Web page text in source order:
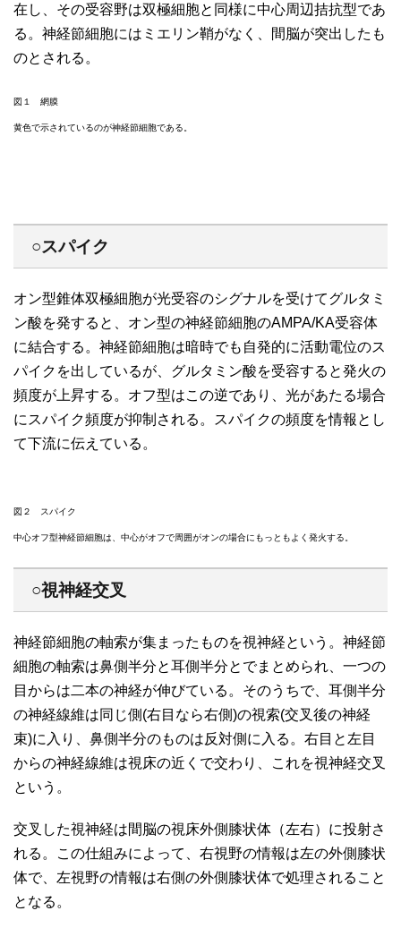
在し、その受容野は双極細胞と同様に中心周辺拮抗型であ
る。神経節細胞にはミエリン鞘がなく、間脳が突出したも
のとされる。
図１ 網膜
黄色で示されているのが神経節細胞である。
○スパイク
オン型錐体双極細胞が光受容のシグナルを受けてグルタミ
ン酸を発すると、オン型の神経節細胞のAMPA/KA受容体
に結合する。神経節細胞は暗時でも自発的に活動電位のス
パイクを出しているが、グルタミン酸を受容すると発火の
頻度が上昇する。オフ型はこの逆であり、光があたる場合
にスパイク頻度が抑制される。スパイクの頻度を情報とし
て下流に伝えている。
図２ スパイク
中心オフ型神経節細胞は、中心がオフで周囲がオンの場合にもっともよく発火する。
○視神経交叉
神経節細胞の軸索が集まったものを視神経という。神経節
細胞の軸索は鼻側半分と耳側半分とでまとめられ、一つの
目からは二本の神経が伸びている。そのうちで、耳側半分
の神経線維は同じ側(右目なら右側)の視索(交叉後の神経
束)に入り、鼻側半分のものは反対側に入る。右目と左目
からの神経線維は視床の近くで交わり、これを視神経交叉
という。
交叉した視神経は間脳の視床外側膝状体（左右）に投射さ
れる。この仕組みによって、右視野の情報は左の外側膝状
体で、左視野の情報は右側の外側膝状体で処理されること
となる。